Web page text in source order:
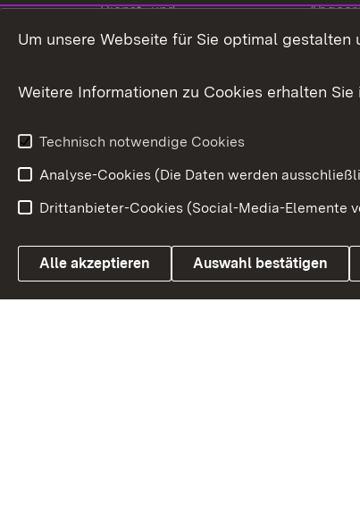
Dienst- und
Versorgungsbezüge
Weitere
Link zum Landesportal
Um unsere Webseite für Sie optimal
Weitere Informationen zu Cookies erhalten Sie
Technisch notwendige Cookies
Analyse-Cookies (Die Daten werden
Drittanbieter-Cookies (Social-Media-Elemente
Alle akzeptieren Auswahl bestätigen